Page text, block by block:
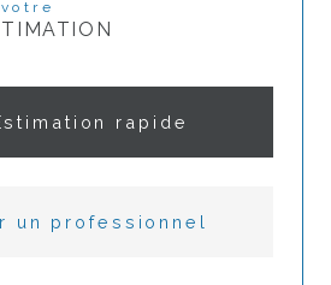
rapide
un professionnel